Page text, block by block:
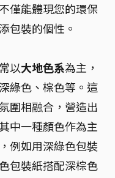
僅能體現您的環保
包裝的個性。
以大地色系為主，
綠色、棕色等。這
圍相融合，營造出
中一種顏色作為主
例如用深綠色包裝
包裝紙搭配深棕色